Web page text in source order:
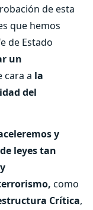
de esta
que hemos
de Estado
un
cara a la
del
y
leyes tan
como
Crítica,